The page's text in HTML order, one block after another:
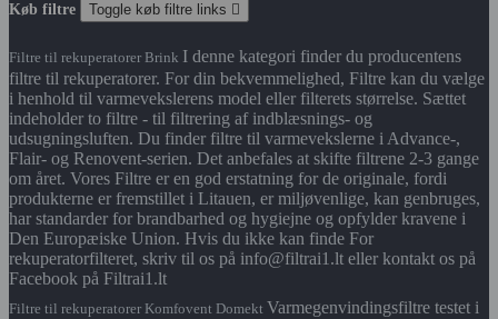
Køb filtre Toggle køb filtre links 
Filtre til rekuperatorer Brink I denne kategori finder du producentens
filtre til rekuperatorer. For din bekvemmelighed, Filtre kan du vælge
i henhold til varmevekslerens model eller filterets størrelse. Sættet
indeholder to filtre - til filtrering af indblæsnings- og
udsugningsluften. Du finder filtre til varmevekslerne i Advance-,
Flair- og Renovent-serien. Det anbefales at skifte filtrene 2-3 gange
om året. Vores Filtre er en god erstatning for de originale, fordi
produkterne er fremstillet i Litauen, er miljøvenlige, kan genbruges,
har standarder for brandbarhed og hygiejne og opfylder kravene i
Den Europæiske Union. Hvis du ikke kan finde For
rekuperatorfilteret, skriv til os på info@filtrai1.lt eller kontakt os på
Facebook på Filtrai1.lt
Filtre til rekuperatorer Komfovent Domekt Varmegenvindingsfiltre testet i